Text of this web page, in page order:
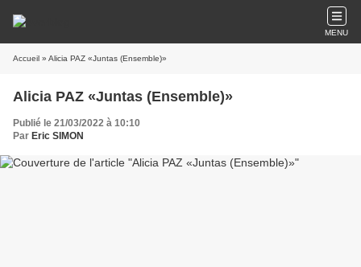
MENU
Accueil » Alicia PAZ «Juntas (Ensemble)»
Alicia PAZ «Juntas (Ensemble)»
Publié le 21/03/2022 à 10:10
Par Eric SIMON